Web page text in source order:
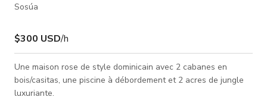
Sosúa
$300 USD/h
Une maison rose de style dominicain avec 2 cabanes en
bois/casitas, une piscine à débordement et 2 acres de jungle
luxuriante.